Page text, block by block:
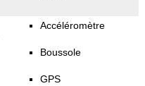
Accéléromètre
Boussole
GPS